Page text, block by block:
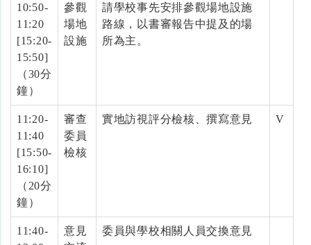
10:50-
11:20
[15:20-
15:50]
（30分
鐘）
參觀
場地
設施
請學校事先安排參觀場地設施
路線，以書審報告中提及的場
所為主。
11:20-
11:40
[15:50-
16:10]
（20分
鐘）
審查
委員
檢核
實地訪視評分檢核、撰寫意見 V
11:40-
意見
委員與學校相關人員交換意見